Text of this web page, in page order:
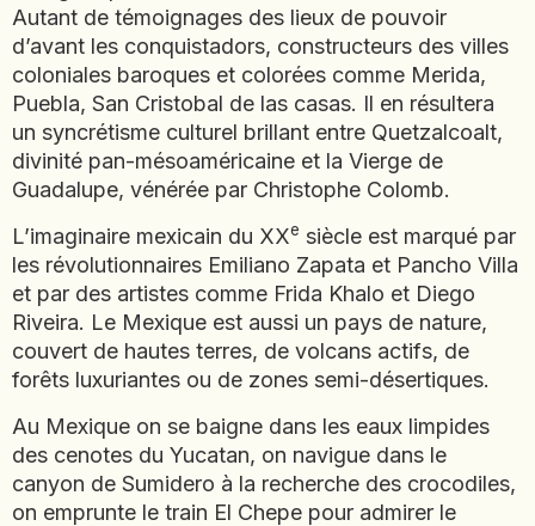
EMIRATS ARABES UNIS
EQUATEUR
ERYTHRÉE
ESTONIE
ETHIOPIE
GEORGIE
GRÈCE
GUATEMALA
GUINÉE-BISSAU
GUINÉE CONAKRY
HONDURAS
INDE
INDONÉSIE
IRAQ
Autant de témoignages des lieux de pouvoir
d’avant les conquistadors, constructeurs des villes
coloniales baroques et colorées comme Merida,
Puebla, San Cristobal de las casas. Il en résultera
un syncrétisme culturel brillant entre Quetzalcoalt,
divinité pan-mésoaméricaine et la Vierge de
Guadalupe, vénérée par Christophe Colomb.
L’imaginaire mexicain du XXe siècle est marqué par
les révolutionnaires Emiliano Zapata et Pancho Villa
et par des artistes comme Frida Khalo et Diego
Riveira. Le Mexique est aussi un pays de nature,
couvert de hautes terres, de volcans actifs, de
forêts luxuriantes ou de zones semi-désertiques.
Au Mexique on se baigne dans les eaux limpides
des cenotes du Yucatan, on navigue dans le
canyon de Sumidero à la recherche des crocodiles,
on emprunte le train El Chepe pour admirer le